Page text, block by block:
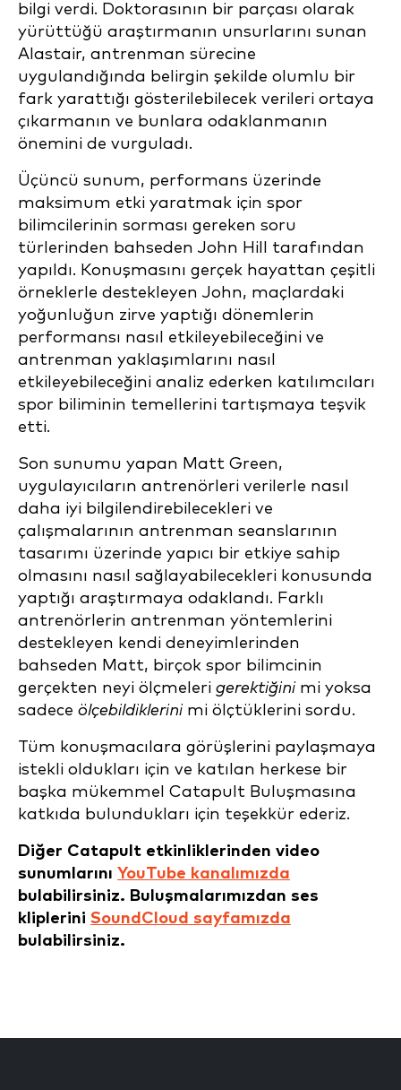
bilgi verdi. Doktorasının bir parçası olarak
yürüttüğü araştırmanın unsurlarını sunan
Alastair, antrenman sürecine
uygulandığında belirgin şekilde olumlu bir
fark yarattığı gösterilebilecek verileri ortaya
çıkarmanın ve bunlara odaklanmanın
önemini de vurguladı.
Üçüncü sunum, performans üzerinde
maksimum etki yaratmak için spor
bilimcilerinin sorması gereken soru
türlerinden bahseden John Hill tarafından
yapıldı. Konuşmasını gerçek hayattan çeşitli
örneklerle destekleyen John, maçlardaki
yoğunluğun zirve yaptığı dönemlerin
performansı nasıl etkileyebileceğini ve
antrenman yaklaşımlarını nasıl
etkileyebileceğini analiz ederken katılımcıları
spor biliminin temellerini tartışmaya teşvik
etti.
Son sunumu yapan Matt Green,
uygulayıcıların antrenörleri verilerle nasıl
daha iyi bilgilendirebilecekleri ve
çalışmalarının antrenman seanslarının
tasarımı üzerinde yapıcı bir etkiye sahip
olmasını nasıl sağlayabilecekleri konusunda
yaptığı araştırmaya odaklandı. Farklı
antrenörlerin antrenman yöntemlerini
destekleyen kendi deneyimlerinden
bahseden Matt, birçok spor bilimcinin
gerçekten neyi ölçmeleri gerektiğini mi yoksa
sadece ölçebildiklerini mi ölçtüklerini sordu.
Tüm konuşmacılara görüşlerini paylaşmaya
istekli oldukları için ve katılan herkese bir
başka mükemmel Catapult Buluşmasına
katkıda bulundukları için teşekkür ederiz.
Diğer Catapult etkinliklerinden video
sunumlarını YouTube kanalımızda
bulabilirsiniz. Buluşmalarımızdan ses
kliplerini SoundCloud sayfamızda
bulabilirsiniz.